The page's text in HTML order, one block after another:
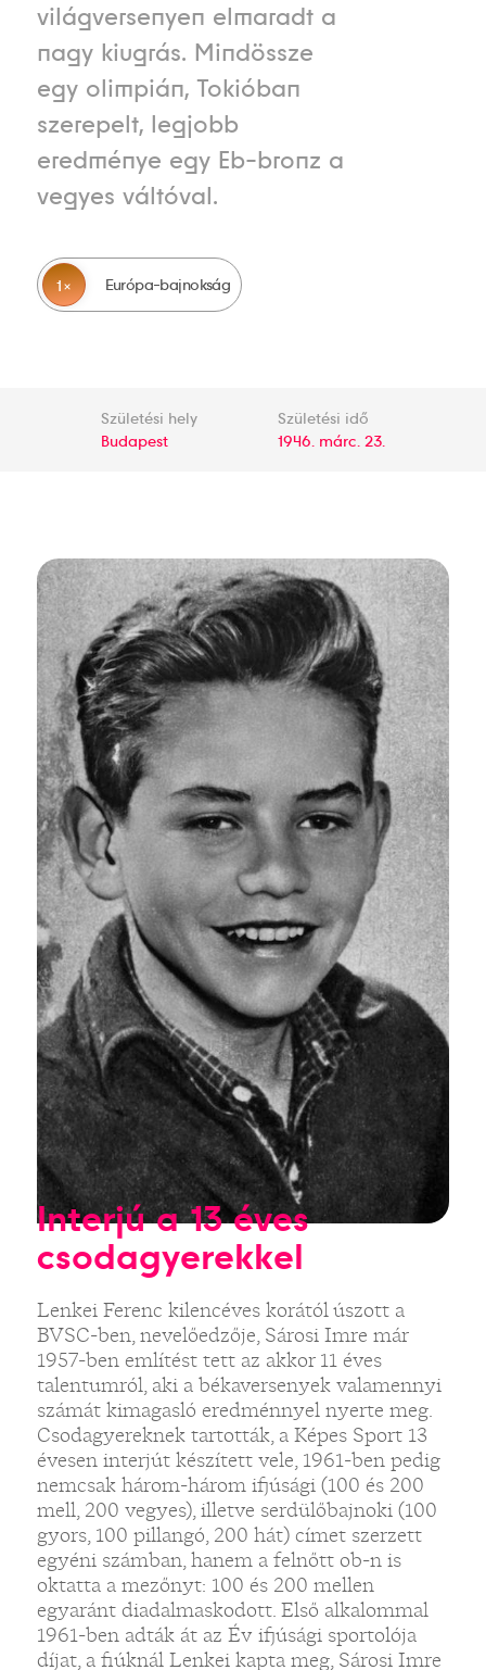
világversenyen elmaradt a
nagy kiugrás. Mindössze
egy olimpián, Tokióban
szerepelt, legjobb
eredménye egy Eb-bronz a
vegyes váltóval.
1 Európa-bajnokság
Születési hely
Budapest
Születési idő
1946. márc. 23.
Interjú a 13 éves
csodagyerekkel
Lenkei Ferenc kilencéves korától úszott a
BVSC-ben, nevelőedzője, Sárosi Imre már
1957-ben említést tett az akkor 11 éves
talentumról, aki a békaversenyek valamennyi
számát kimagasló eredménnyel nyerte meg.
Csodagyereknek tartották, a Képes Sport 13
évesen interjút készített vele, 1961-ben pedig
nemcsak három-három ifjúsági (100 és 200
mell, 200 vegyes), illetve serdülőbajnoki (100
gyors, 100 pillangó, 200 hát) címet szerzett
egyéni számban, hanem a felnőtt ob-n is
oktatta a mezőnyt: 100 és 200 mellen
egyaránt diadalmaskodott. Első alkalommal
1961-ben adták át az Év ifjúsági sportolója
díjat, a fiúknál Lenkei kapta meg, Sárosi Imre